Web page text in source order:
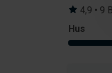
4,9 • 9
Hus